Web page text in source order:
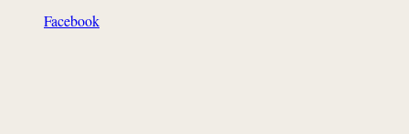
Facebook